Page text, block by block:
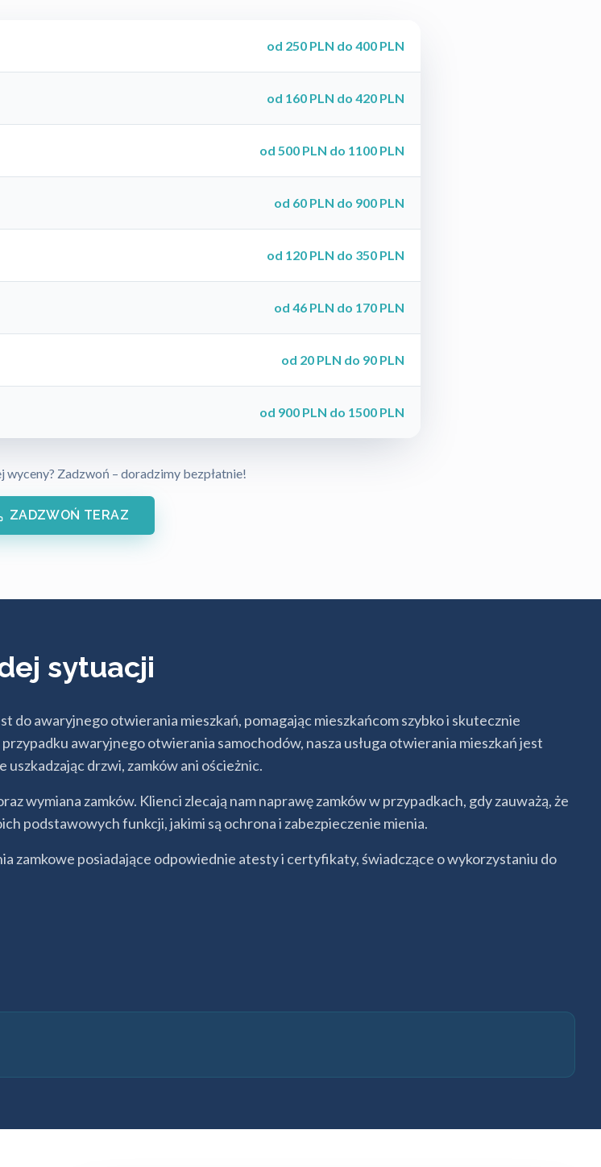
od 250 PLN do 400 PLN
od 160 PLN do 420 PLN
od 500 PLN do 1100 PLN
od 60 PLN do 900 PLN
od 120 PLN do 350 PLN
od 46 PLN do 170 PLN
od 20 PLN do 90 PLN
od 900 PLN do 1500 PLN
wyceny? Zadzwoń – doradzimy bezpłatnie!
ZADZWOŃ TERAZ
sytuacji
awaryjnego otwierania mieszkań, pomagając mieszkańcom szybko i skutecznie
awaryjnego otwierania samochodów, nasza usługa otwierania mieszkań jest
uszkadzając drzwi, zamków ani ościeżnic.
wymiana zamków. Klienci zlecają nam naprawę zamków w przypadkach, gdy zauważą, że
podstawowych funkcji, jakimi są ochrona i zabezpieczenie mienia.
zamkowe posiadające odpowiednie atesty i certyfikaty, świadczące o wykorzystaniu do